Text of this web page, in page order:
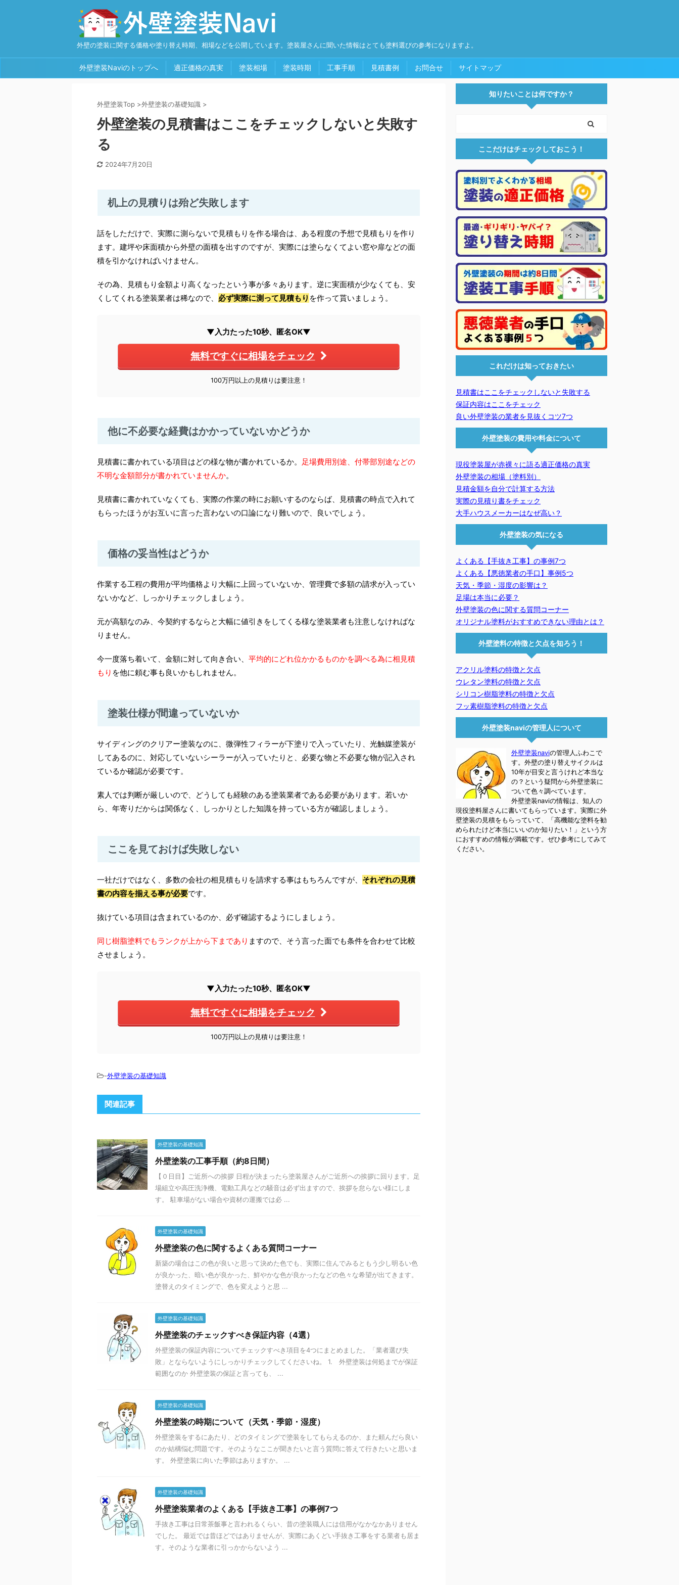
外壁の塗装に関する価格や塗り替え時期、相場などを公開しています。塗装屋さんに聞いた情報はとても塗料選びの参考になりますよ。
外壁塗装Naviのトップへ 適正価格の真実 塗装相場 塗装時期 工事手順 見積書例 お問合せ サイトマップ
外壁塗装Top >外壁塗装の基礎知識 >
外壁塗装の見積書はここをチェックしないと失敗す
る
2024年7月20日
机上の見積りは殆ど失敗します
話をしただけで、実際に測らないで見積もりを作る場合は、ある程度の予想で見積もりを作り
ます。建坪や床面積から外壁の面積を出すのですが、実際には塗らなくてよい窓や扉などの面
積を引かなければいけません。
その為、見積もり金額より高くなったという事が多々あります。逆に実面積が少なくても、安
くしてくれる塗装業者は稀なので、 必ず実際に測って見積もり を作って貰いましょう。
▼入力たった10秒、匿名OK▼
無料ですぐに相場をチェック
100万円以上の見積りは要注意！
他に不必要な経費はかかっていないかどうか
見積書に書かれている項目はどの様な物が書かれているか。 足場費用別途、付帯部別途などの
不明な金額部分が書かれていませんか。
見積書に書かれていなくても、実際の作業の時にお願いするのならば、見積書の時点で入れて
もらったほうがお互いに言った言わないの口論になり難いので、良いでしょう。
価格の妥当性はどうか
作業する工程の費用が平均価格より大幅に上回っていないか、管理費で多額の請求が入ってい
ないかなど、しっかりチェックしましょう。
元が高額なのみ、今契約するならと大幅に値引きをしてくる様な塗装業者も注意しなければな
りません。
今一度落ち着いて、金額に対して向き合い、 平均的にどれ位かかるものかを調べる為に相見積
もり を他に頼む事も良いかもしれません。
塗装仕様が間違っていないか
サイディングのクリアー塗装なのに、微弾性フィラーが下塗りで入っていたり、光触媒塗装が
してあるのに、対応していないシーラーが入っていたりと、必要な物と不必要な物が記入され
ているか確認が必要です。
素人では判断が厳しいので、どうしても経験のある塗装業者である必要があります。若いか
ら、年寄りだからは関係なく、しっかりとした知識を持っている方が確認しましょう。
ここを見ておけば失敗しない
一社だけではなく、多数の会社の相見積もりを請求する事はもちろんですが、 それぞれの見積
書の内容を揃える事が必要です。
抜けている項目は含まれているのか、必ず確認するようにしましょう。
同じ樹脂塗料でもランクが上から下まであり ますので、そう言った面でも条件を合わせて比較
させましょう。
▼入力たった10秒、匿名OK▼
無料ですぐに相場をチェック
100万円以上の見積りは要注意！
-外壁塗装の基礎知識
関連記事
外壁塗装の基礎知識
外壁塗装の工事手順（約8日間）
【０日目】ご近所への挨拶 日程が決まったら塗装屋さんがご近所への挨拶に回ります。足
場組立や高圧洗浄機、電動工具などの騒音は必ず出ますので、挨拶を怠らない様にしま
す。 駐車場がない場合や資材の運搬では必 ...
外壁塗装の基礎知識
外壁塗装の色に関するよくある質問コーナー
新築の場合はこの色が良いと思って決めた色でも、実際に住んでみるともう少し明るい色
が良かった、暗い色が良かった、鮮やかな色が良かったなどの色々な希望が出てきます。
塗替えのタイミングで、色を変えようと思 ...
外壁塗装の基礎知識
外壁塗装のチェックすべき保証内容（4選）
外壁塗装の保証内容についてチェックすべき項目を4つにまとめました。「業者選び失
敗」とならないようにしっかりチェックしてくださいね。 1. 外壁塗装は何処までが保証
範囲なのか 外壁塗装の保証と言っても、 ...
外壁塗装の基礎知識
外壁塗装の時期について（天気・季節・湿度）
外壁塗装をするにあたり、どのタイミングで塗装をしてもらえるのか、また頼んだら良い
のか結構悩む問題です。そのようなここが聞きたいと言う質問に答えて行きたいと思いま
す。 外壁塗装に向いた季節はありますか。 ...
外壁塗装の基礎知識
外壁塗装業者のよくある【手抜き工事】の事例7つ
手抜き工事は日常茶飯事と言われるくらい、昔の塗装職人には信用がなかなかありません
でした。 最近では昔ほどではありませんが、実際にあくどい手抜き工事をする業者も居ま
す。そのような業者に引っかからないよう ...
知りたいことは何ですか？
ここだけはチェックしておこう！
これだけは知っておきたい
見積書はここをチェックしないと失敗する
保証内容はここをチェック
良い外壁塗装の業者を見抜くコツ7つ
外壁塗装の費用や料金について
現役塗装屋が赤裸々に語る適正価格の真実
外壁塗装の相場（塗料別）
見積金額を自分で計算する方法
実際の見積り書をチェック
大手ハウスメーカーはなぜ高い？
外壁塗装の気になる
よくある【手抜き工事】の事例7つ
よくある【悪徳業者の手口】事例5つ
天気・季節・湿度の影響は？
足場は本当に必要？
外壁塗装の色に関する質問コーナー
オリジナル塗料がおすすめできない理由とは？
外壁塗料の特徴と欠点を知ろう！
アクリル塗料の特徴と欠点
ウレタン塗料の特徴と欠点
シリコン樹脂塗料の特徴と欠点
フッ素樹脂塗料の特徴と欠点
外壁塗装naviの管理人について
外壁塗装naviの管理人ふわこで
す。外壁の塗り替えサイクルは
10年が目安と言うけれど本当な
の？という疑問から外壁塗装に
ついて色々調べています。
外壁塗装naviの情報は、知人の
現役塗料屋さんに書いてもらっています。実際に外
壁塗装の見積をもらっていて、「高機能な塗料を勧
められたけど本当にいいのか知りたい！」という方
におすすめの情報が満載です。ぜひ参考にしてみて
ください。